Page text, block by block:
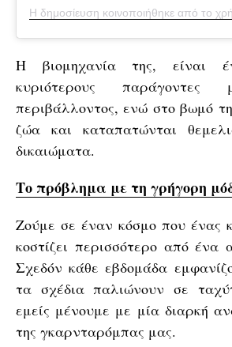
Η βιομηχανία της, είναι
κυριότερους παράγοντες
περιβάλλοντος, ενώ στο βωμό
ζώα και καταπατώνται
δικαιώματα.
Το πρόβλημα με τη γρήγορη
Ζούμε σε έναν κόσμο που ένας
κοστίζει περισσότερο από ένα
Σχεδόν κάθε εβδομάδα
τα σχέδια παλιώνουν σε
εμείς μένουμε με μία διαρκή
της γκαρνταρόμπας μας.